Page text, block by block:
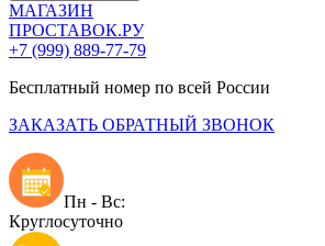
МАГАЗИН
ПРОСТАВОК.РУ
+7 (999) 889-77-79
Бесплатный номер по всей России
ЗАКАЗАТЬ ОБРАТНЫЙ ЗВОНОК
Пн - Вс:
Круглосуточно